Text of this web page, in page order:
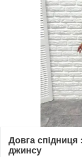
Довга спідниця
джинсу